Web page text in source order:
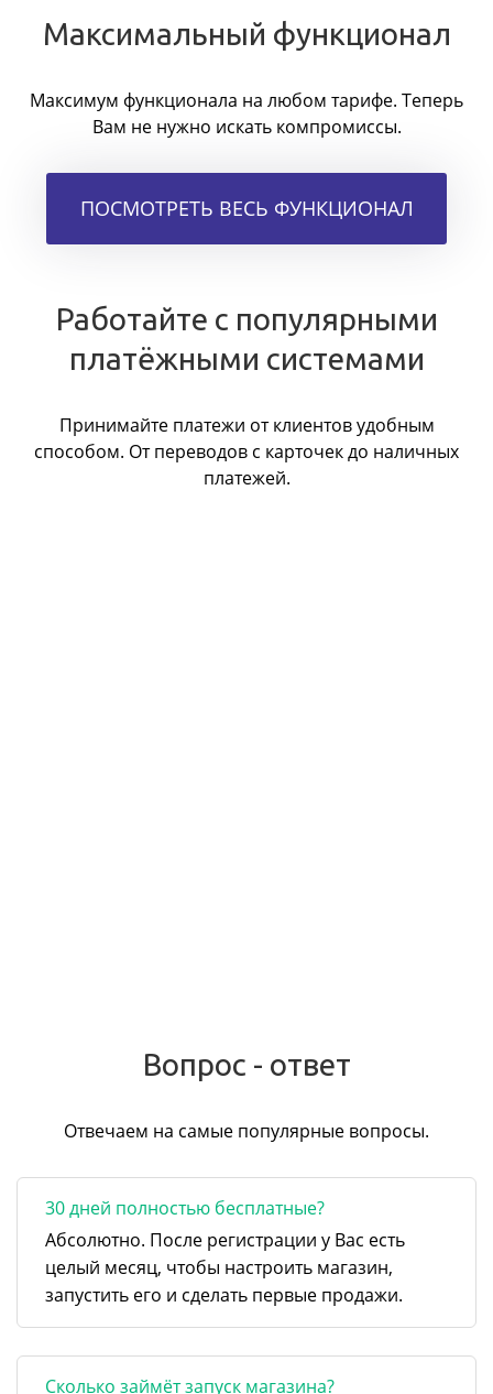
Максимальный функционал
Максимум функционала на любом тарифе. Теперь
Вам не нужно искать компромиссы.
ПОСМОТРЕТЬ ВЕСЬ ФУНКЦИОНАЛ
Работайте с популярными
платёжными системами
Принимайте платежи от клиентов удобным
способом. От переводов с карточек до наличных
платежей.
Вопрос - ответ
Отвечаем на самые популярные вопросы.
30 дней полностью бесплатные?
Абсолютно. После регистрации у Вас есть
целый месяц, чтобы настроить магазин,
запустить его и сделать первые продажи.
Сколько займёт запуск магазина?